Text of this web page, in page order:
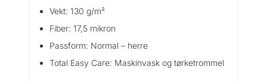
Vekt: 130 g/m²
Fiber: 17,5 mikron
Passform: Normal – herre
Total Easy Care: Maskinvask og tørketrommel